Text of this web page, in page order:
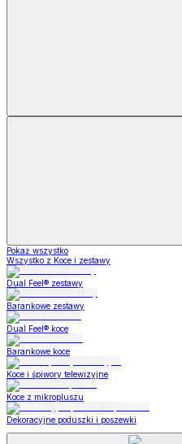
Pokaż wszystko
Wszystko z Koce i zestawy
Dual Feel® zestawy
Barankowe zestawy
Dual Feel® koce
Barankowe koce
Koce i śpiwory telewizyjne
Koce z mikropluszu
Dekoracyjne poduszki i poszewki